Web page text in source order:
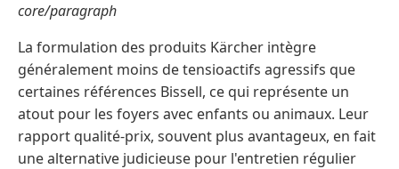
core/paragraph
La formulation des produits Kärcher intègre
généralement moins de tensioactifs agressifs que
certaines références Bissell, ce qui représente un
atout pour les foyers avec enfants ou animaux. Leur
rapport qualité-prix, souvent plus avantageux, en fait
une alternative judicieuse pour l'entretien régulier